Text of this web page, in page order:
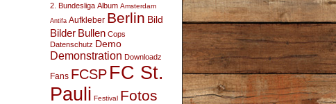
2. Bundesliga Album Amsterdam
Antifa Aufkleber Berlin Bild
Bilder Bullen Cops
Datenschutz Demo
Demonstration Downloadz
Fans FCSP FC St.
Pauli Festival Fotos